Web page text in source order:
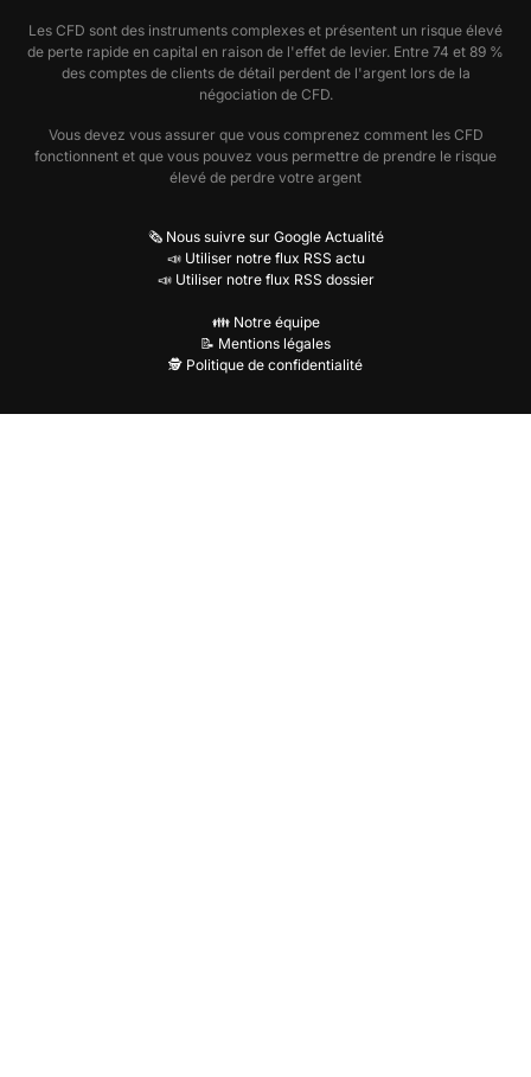
Les CFD sont des instruments complexes et présentent un risque élevé
de perte rapide en capital en raison de l'effet de levier. Entre 74 et 89 %
des comptes de clients de détail perdent de l'argent lors de la
négociation de CFD.
Vous devez vous assurer que vous comprenez comment les CFD
fonctionnent et que vous pouvez vous permettre de prendre le risque
élevé de perdre votre argent
🗞️ Nous suivre sur Google Actualité
📣 Utiliser notre flux RSS actu
📣 Utiliser notre flux RSS dossier
👪 Notre équipe
📝 Mentions légales
🕵️ Politique de confidentialité